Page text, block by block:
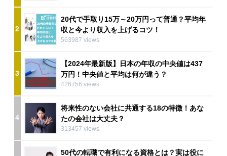
2
20代で手取り15万～20万円って普通？平均年
収と今より収入を上げるコツ！
563987 views
3
【2024年最新版】日本の年収の中央値は437
万円！中央値と平均は何が違う？
426756 views
4
将来性のない会社に共通する18の特徴！あな
たの会社は大丈夫？
313457 views
50代の転職で有利になる資格とは？実は役に